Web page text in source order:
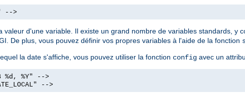
-->
valeur d'une variable. Il existe un grand nombre de variables standards, y
De plus, vous pouvez définir vos propres variables à l'aide de la fonction
la date s'affiche, vous pouvez utiliser la fonction config avec un
%d, %Y" -->
-->